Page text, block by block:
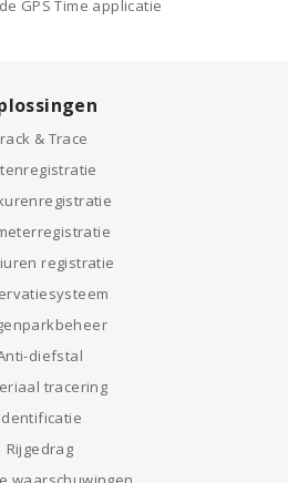
GPS Time applicatie
& Trace
registratie
diefstal
tracering
Identificatie
Rijgedrag